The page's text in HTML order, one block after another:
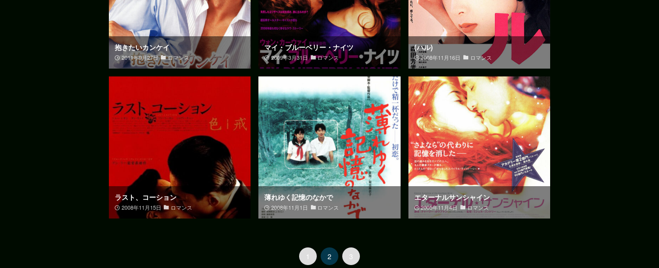
抱きたいカンケイ
2011年9月27日 ロマンス
マイ・ブルーベリー・ナイツ
2009年3月31日 ロマンス
(ハル)
2008年11月16日 ロマンス
ラスト、コーション
2008年11月15日 ロマンス
薄れゆく記憶のなかで
2008年11月1日 ロマンス
エターナルサンシャイン
2005年11月4日 ロマンス
1 2 3